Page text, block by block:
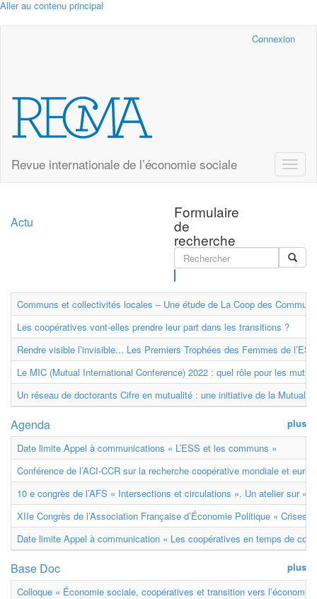
Aller au contenu principal
Connexion
Revue internationale de l’économie sociale
Toggle
Formulaire
de
recherche
Actu
Communs et collectivités locales – Une étude de La Coop des
Les coopératives vont-elles prendre leur part dans les transitions ?
Rendre visible l’invisible... Les Premiers Trophées des Femmes de
Le MIC (Mutual International Conference) 2022 : quel rôle pour les
Un réseau de doctorants Cifre en mutualité : une initiative de la
plus
Agenda
Date limite Appel à communications « L’ESS et les communs »
Conférence de l’ACI-CCR sur la recherche coopérative mondiale et
10 e congrès de l’AFS « Intersections et circulations ». Un atelier sur «
XIIe Congrès de l’Association Française d’Économie Politique « Crises
Date limite Appel à communication « Les coopératives en temps de
plus
Base Doc
Colloque « Économie sociale, coopératives et transition vers